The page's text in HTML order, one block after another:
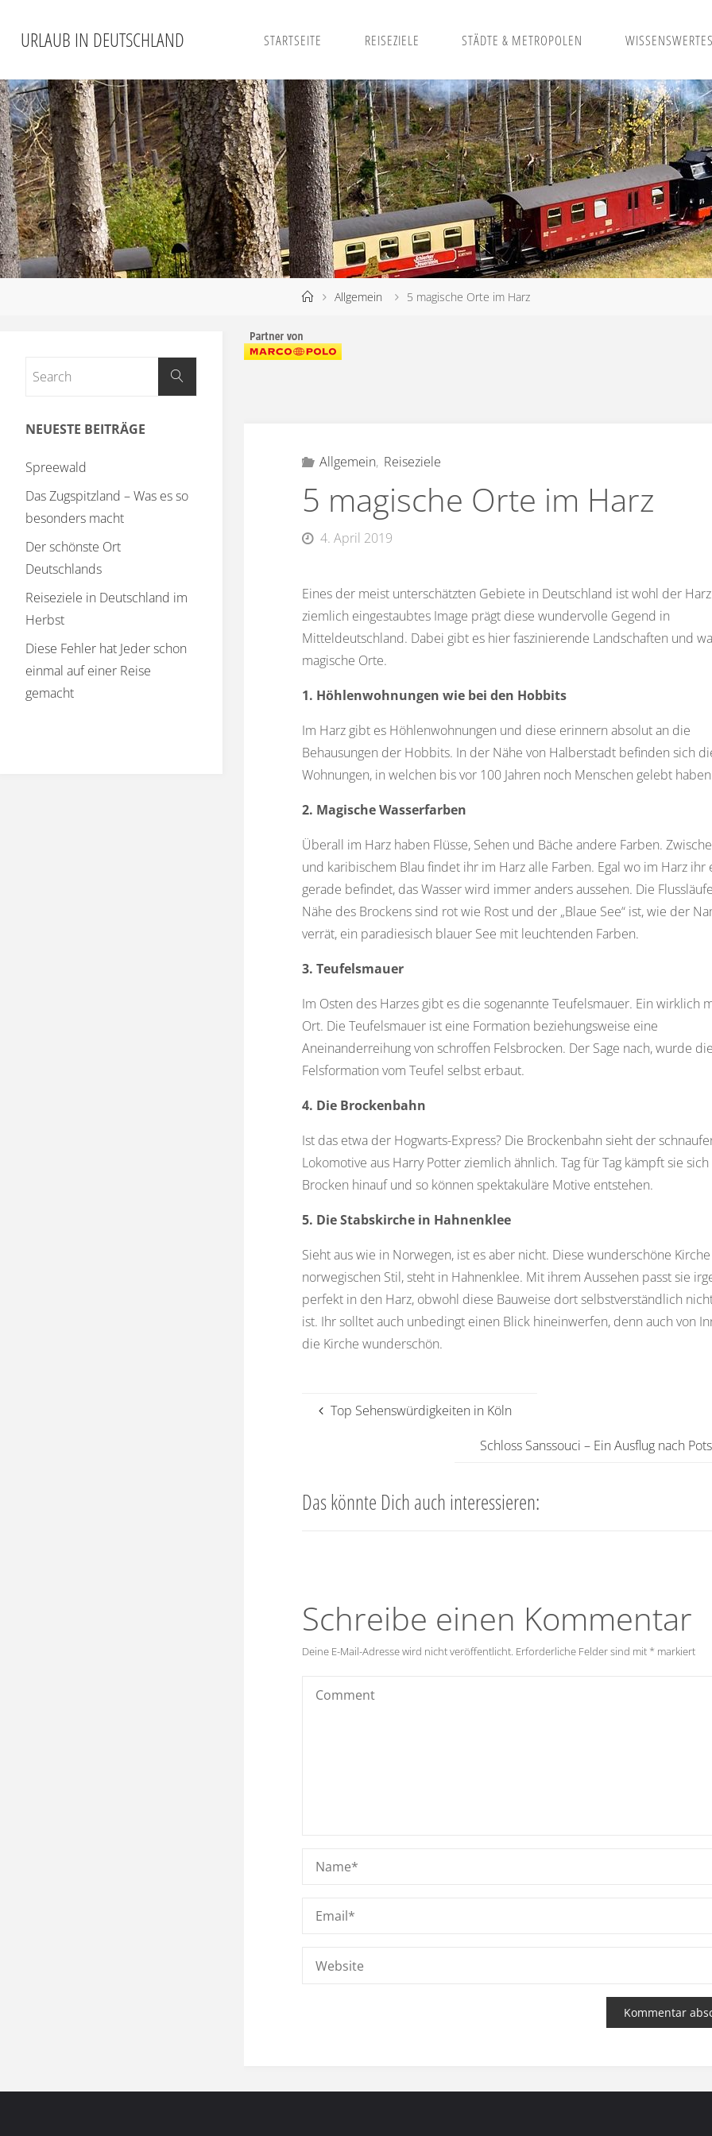
URLAUB IN DEUTSCHLAND STARTSEITE REISEZIELE STÄDTE & METROPOLEN WISSENSWERTES
Allgemein 5 magische Orte im Harz
Allgemein, Reiseziele
5 magische Orte im Harz
4. April 2019
Eines der meist unterschätzten Gebiete in Deutschland ist wohl der
ziemlich eingestaubtes Image prägt diese wundervolle Gegend in
Mitteldeutschland. Dabei gibt es hier faszinierende Landschaften und
magische Orte.
1. Höhlenwohnungen wie bei den Hobbits
Im Harz gibt es Höhlenwohnungen und diese erinnern absolut an die
Behausungen der Hobbits. In der Nähe von Halberstadt befinden sich
Wohnungen, in welchen bis vor 100 Jahren noch Menschen gelebt
2. Magische Wasserfarben
Überall im Harz haben Flüsse, Sehen und Bäche andere Farben.
und karibischem Blau findet ihr im Harz alle Farben. Egal wo im Harz ihr
gerade befindet, das Wasser wird immer anders aussehen. Die
Nähe des Brockens sind rot wie Rost und der „Blaue See“ ist, wie der
verrät, ein paradiesisch blauer See mit leuchtenden Farben.
3. Teufelsmauer
Im Osten des Harzes gibt es die sogenannte Teufelsmauer. Ein wirklich
Ort. Die Teufelsmauer ist eine Formation beziehungsweise eine
Aneinanderreihung von schroffen Felsbrocken. Der Sage nach, wurde
Felsformation vom Teufel selbst erbaut.
4. Die Brockenbahn
Ist das etwa der Hogwarts-Express? Die Brockenbahn sieht der
Lokomotive aus Harry Potter ziemlich ähnlich. Tag für Tag kämpft sie
Brocken hinauf und so können spektakuläre Motive entstehen.
5. Die Stabskirche in Hahnenklee
Sieht aus wie in Norwegen, ist es aber nicht. Diese wunderschöne
norwegischen Stil, steht in Hahnenklee. Mit ihrem Aussehen passt sie
perfekt in den Harz, obwohl diese Bauweise dort selbstverständlich
ist. Ihr solltet auch unbedingt einen Blick hineinwerfen, denn auch von
die Kirche wunderschön.
Top Sehenswürdigkeiten in Köln
Schloss Sanssouci – Ein Ausflug nach
Das könnte Dich auch interessieren:
Schreibe einen Kommentar
Deine E-Mail-Adresse wird nicht veröffentlicht. Erforderliche Felder sind mit * markiert
NEUESTE BEITRÄGE
Spreewald
Das Zugspitzland – Was es so
besonders macht
Der schönste Ort
Deutschlands
Reiseziele in Deutschland im
Herbst
Diese Fehler hat Jeder schon
einmal auf einer Reise
gemacht